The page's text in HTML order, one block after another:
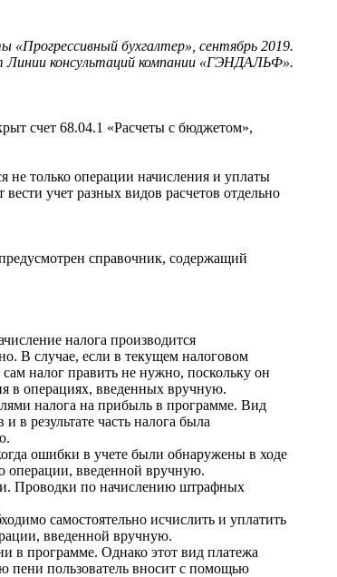
«Прогрессивный бухгалтер», сентябрь 2019.
Линии консультаций компании «ГЭНДАЛЬФ».
счет 68.04.1 «Расчеты с бюджетом»,
не только операции начисления и уплаты
учет разных видов расчетов отдельно
справочник, содержащий
налога производится
В случае, если в текущем налоговом
налог править не нужно, поскольку он
в операциях, введенных вручную.
налога на прибыль в программе. Вид
в результате часть налога была
ошибки в учете были обнаружены в ходе
операции, введенной вручную.
Проводки по начислению штрафных
самостоятельно исчислить и уплатить
введенной вручную.
в программе. Однако этот вид платежа
пени пользователь вносит с помощью